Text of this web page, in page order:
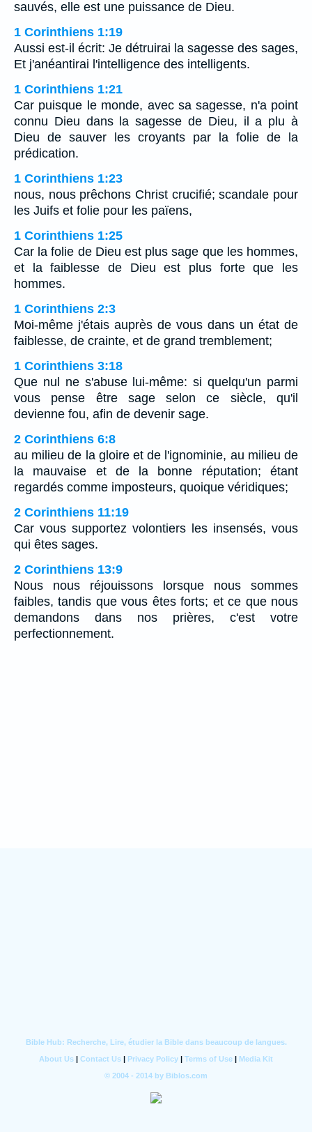
sauvés, elle est une puissance de Dieu.
1 Corinthiens 1:19
Aussi est-il écrit: Je détruirai la sagesse des sages,
Et j'anéantirai l'intelligence des intelligents.
1 Corinthiens 1:21
Car puisque le monde, avec sa sagesse, n'a point
connu Dieu dans la sagesse de Dieu, il a plu à
Dieu de sauver les croyants par la folie de la
prédication.
1 Corinthiens 1:23
nous, nous prêchons Christ crucifié; scandale pour
les Juifs et folie pour les païens,
1 Corinthiens 1:25
Car la folie de Dieu est plus sage que les hommes,
et la faiblesse de Dieu est plus forte que les
hommes.
1 Corinthiens 2:3
Moi-même j'étais auprès de vous dans un état de
faiblesse, de crainte, et de grand tremblement;
1 Corinthiens 3:18
Que nul ne s'abuse lui-même: si quelqu'un parmi
vous pense être sage selon ce siècle, qu'il
devienne fou, afin de devenir sage.
2 Corinthiens 6:8
au milieu de la gloire et de l'ignominie, au milieu de
la mauvaise et de la bonne réputation; étant
regardés comme imposteurs, quoique véridiques;
2 Corinthiens 11:19
Car vous supportez volontiers les insensés, vous
qui êtes sages.
2 Corinthiens 13:9
Nous nous réjouissons lorsque nous sommes
faibles, tandis que vous êtes forts; et ce que nous
demandons dans nos prières, c'est votre
perfectionnement.